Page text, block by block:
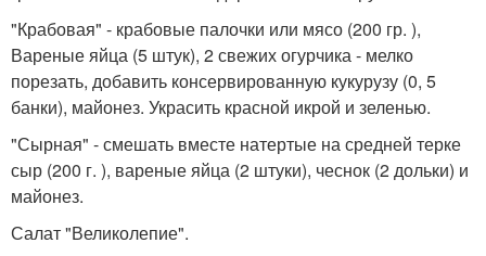
"Крабовая" - крабовые палочки или мясо (200 гр. ),
Вареные яйца (5 штук), 2 свежих огурчика - мелко
порезать, добавить консервированную кукурузу (0, 5
банки), майонез. Украсить красной икрой и зеленью.
"Сырная" - смешать вместе натертые на средней терке
сыр (200 г. ), вареные яйца (2 штуки), чеснок (2 дольки) и
майонез.
Салат "Великолепие".